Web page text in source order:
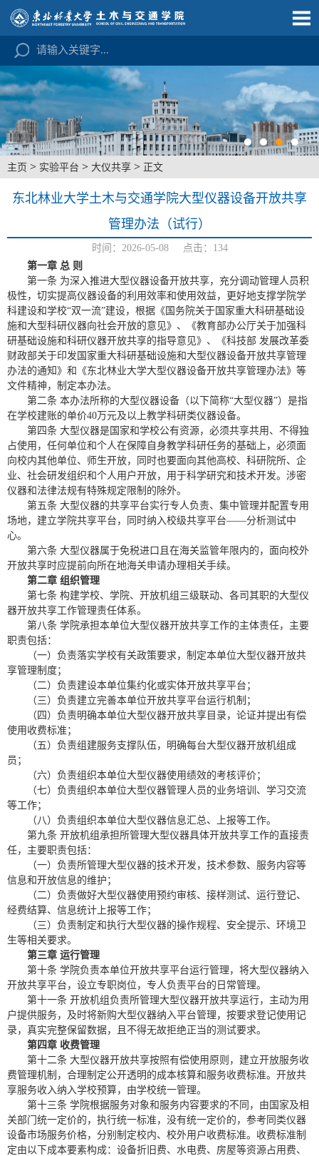
主页 > 实验平台 > 大仪共享 > 正文
东北林业大学土木与交通学院大型仪器设备开放共享
管理办法（试行）
时间：2026-05-08 点击： 134
第一章 总 则
第一条 为深入推进大型仪器设备开放共享，充分调动管理人员积
极性，切实提高仪器设备的利用效率和使用效益，更好地支撑学院学
科建设和学校“双一流”建设，根据《国务院关于国家重大科研基础设
施和大型科研仪器向社会开放的意见》、《教育部办公厅关于加强科
研基础设施和科研仪器开放共享的指导意见》、《科技部 发展改革委
财政部关于印发国家重大科研基础设施和大型仪器设备开放共享管理
办法的通知》和《东北林业大学大型仪器设备开放共享管理办法》等
文件精神，制定本办法。
第二条 本办法所称的大型仪器设备（以下简称“大型仪器”）是指
在学校建账的单价40万元及以上教学科研类仪器设备。
第四条 大型仪器是国家和学校公有资源，必须共享共用、不得独
占使用，任何单位和个人在保障自身教学科研任务的基础上，必须面
向校内其他单位、师生开放，同时也要面向其他高校、科研院所、企
业、社会研发组织和个人用户开放，用于科学研究和技术开发。涉密
仪器和法律法规有特殊规定限制的除外。
第五条 大型仪器的共享平台实行专人负责、集中管理并配置专用
场地，建立学院共享平台，同时纳入校级共享平台——分析测试中
心。
第六条 大型仪器属于免税进口且在海关监管年限内的，面向校外
开放共享时应提前向所在地海关申请办理相关手续。
第二章 组织管理
第七条 构建学校、学院、开放机组三级联动、各司其职的大型仪
器开放共享工作管理责任体系。
第八条 学院承担本单位大型仪器开放共享工作的主体责任，主要
职责包括：
（一）负责落实学校有关政策要求，制定本单位大型仪器开放共
享管理制度；
（二）负责建设本单位集约化或实体开放共享平台；
（三）负责建立完善本单位开放共享平台运行机制；
（四）负责明确本单位大型仪器开放共享目录，论证并提出有偿
使用收费标准；
（五）负责组建服务支撑队伍，明确每台大型仪器开放机组成
员；
（六）负责组织本单位大型仪器使用绩效的考核评价；
（七）负责组织本单位大型仪器管理人员的业务培训、学习交流
等工作；
（八）负责组织本单位大型仪器信息汇总、上报等工作。
第九条 开放机组承担所管理大型仪器具体开放共享工作的直接责
任，主要职责包括：
（一）负责所管理大型仪器的技术开发，技术参数、服务内容等
信息和开放信息的维护；
（二）负责做好大型仪器使用预约审核、接样测试、运行登记、
经费结算、信息统计上报等工作；
（三）负责制定和执行大型仪器的操作规程、安全提示、环境卫
生等相关要求。
第三章 运行管理
第十条 学院负责本单位开放共享平台运行管理，将大型仪器纳入
开放共享平台，设立专职岗位，专人负责平台的日常管理。
第十一条 开放机组负责所管理大型仪器开放共享运行，主动为用
户提供服务，及时将新购大型仪器纳入平台管理，按要求登记使用记
录，真实完整保留数据，且不得无故拒绝正当的测试要求。
第四章 收费管理
第十二条 大型仪器开放共享按照有偿使用原则，建立开放服务收
费管理机制，合理制定公开透明的成本核算和服务收费标准。开放共
享服务收入纳入学校预算，由学校统一管理。
第十三条 学院根据服务对象和服务内容要求的不同，由国家及相
关部门统一定价的，执行统一标准，没有统一定价的，参考同类仪器
设备市场服务价格，分别制定校内、校外用户收费标准。收费标准制
定由以下成本要素构成：设备折旧费、水电费、房屋等资源占用费、